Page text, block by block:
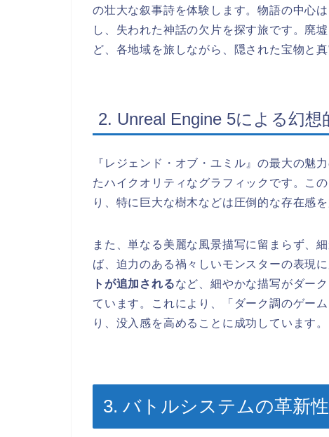
の壮大な叙事詩を体験します。物語の中心
し、失われた神話の欠片を探す旅です。廃
ど、各地域を旅しながら、隠された宝物と
2. Unreal Engine 5による幻
『レジェンド・オブ・ユミル』の最大の魅力
たハイクオリティなグラフィックです。こ
り、特に巨大な樹木などは圧倒的な存在感を
また、単なる美麗な風景描写に留まらず、
ば、迫力のある禍々しいモンスターの表現
トが追加されるなど、細やかな描写がダー
ています。これにより、「ダーク調のゲー
り、没入感を高めることに成功しています。
3. バトルシステムの革新